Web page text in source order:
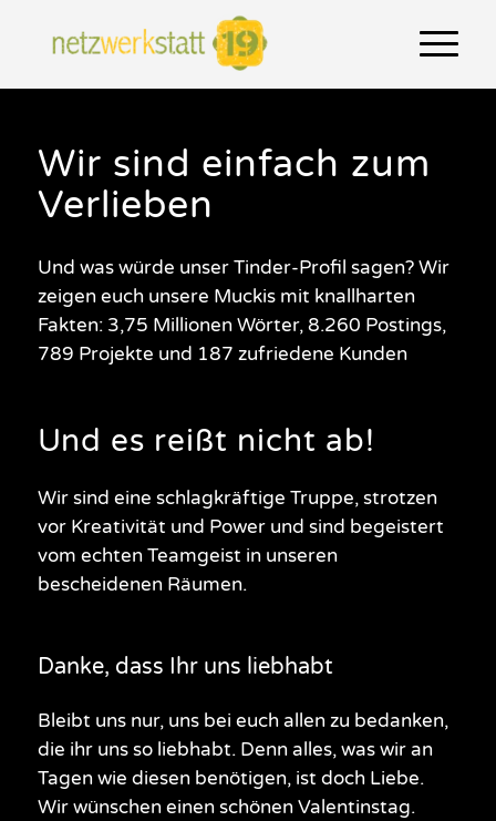
Wir sind einfach zum
Verlieben
Und was würde unser Tinder-Profil sagen? Wir
zeigen euch unsere Muckis mit knallharten
Fakten: 3,75 Millionen Wörter, 8.260 Postings,
789 Projekte und 187 zufriedene Kunden
Und es reißt nicht ab!
Wir sind eine schlagkräftige Truppe, strotzen
vor Kreativität und Power und sind begeistert
vom echten Teamgeist in unseren
bescheidenen Räumen.
Danke, dass Ihr uns liebhabt
Bleibt uns nur, uns bei euch allen zu bedanken,
die ihr uns so liebhabt. Denn alles, was wir an
Tagen wie diesen benötigen, ist doch Liebe.
Wir wünschen einen schönen Valentinstag.